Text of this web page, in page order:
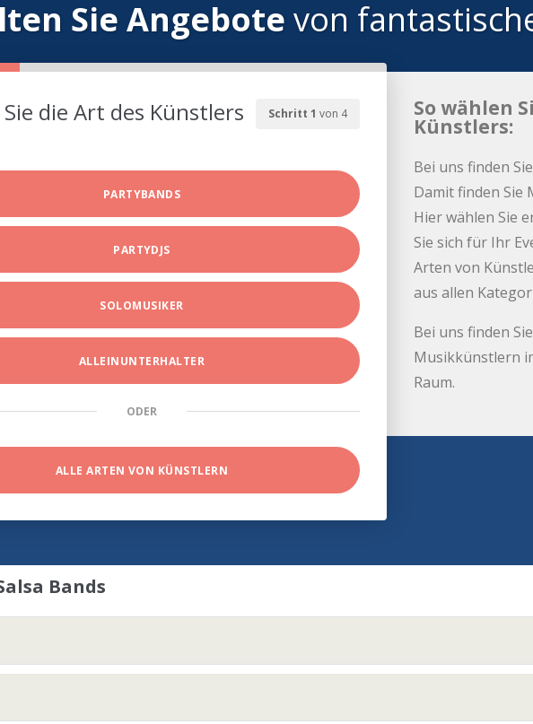
Sie Angebote von
Schritt 1 von 4
die Art des Künstlers
PARTYBANDS
PARTYDJS
SOLOMUSIKER
ALLEINUNTERHALTER
ODER
ALLE ARTEN VON KÜNSTLERN
So wählen
Künstlers:
Bei uns finden
Damit finden Sie
Hier wählen Sie
Sie sich für Ihr
Arten von
aus allen
Bei uns finden
Musikkünstlern
Raum.
Bands